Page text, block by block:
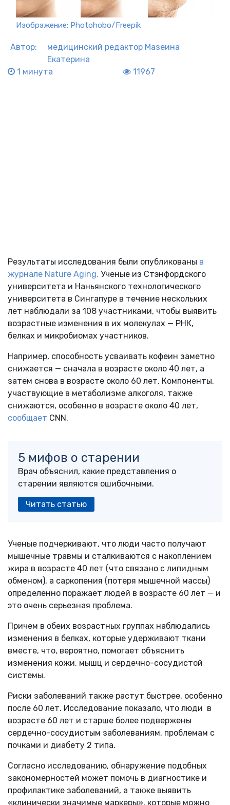
Изображение: Photohobo/Freepik
Автор: медицинский редактор Мазеина
Екатерина
1 минута
11967
Результаты исследования были опубликованы в
журнале Nature Aging. Ученые из Стэнфордского
университета и Наньянского технологического
университета в Сингапуре в течение нескольких
лет наблюдали за 108 участниками, чтобы выявить
возрастные изменения в их молекулах — РНК,
белках и микробиомах участников.
Например, способность усваивать кофеин заметно
снижается — сначала в возрасте около 40 лет, а
затем снова в возрасте около 60 лет. Компоненты,
участвующие в метаболизме алкоголя, также
снижаются, особенно в возрасте около 40 лет,
сообщает CNN.
5 мифов о старении
Врач объяснил, какие представления о
старении являются ошибочными.
Читать статью
Ученые подчеркивают, что люди часто получают
мышечные травмы и сталкиваются с накоплением
жира в возрасте 40 лет (что связано с липидным
обменом), а саркопения (потеря мышечной массы)
определенно поражает людей в возрасте 60 лет — и
это очень серьезная проблема.
Причем в обеих возрастных группах наблюдались
изменения в белках, которые удерживают ткани
вместе, что, вероятно, помогает объяснить
изменения кожи, мышц и сердечно-сосудистой
системы.
Риски заболеваний также растут быстрее, особенно
после 60 лет. Исследование показало, что люди в
возрасте 60 лет и старше более подвержены
сердечно-сосудистым заболеваниям, проблемам с
почками и диабету 2 типа.
Согласно исследованию, обнаружение подобных
закономерностей может помочь в диагностике и
профилактике заболеваний, а также выявить
«клинически значимые маркеры», которые можно